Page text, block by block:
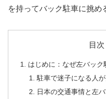
を持ってバック駐車に挑め
目次
はじめに：なぜ左バック
駐車で迷子になる人
日本の交通事情と左